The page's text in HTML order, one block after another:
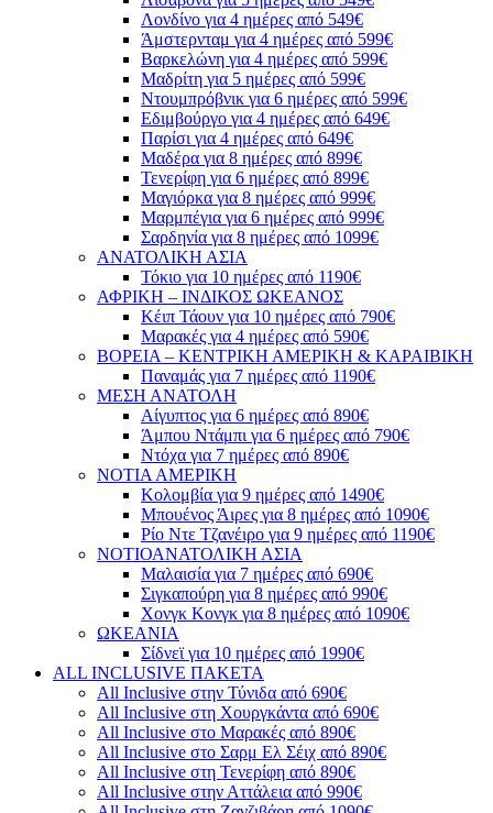
Λονδίνο για 4 ημέρες από 549€
Άμστερνταμ για 4 ημέρες από 599€
Βαρκελώνη για 4 ημέρες από 599€
Μαδρίτη για 5 ημέρες από 599€
Ντουμπρόβνικ για 6 ημέρες από 599€
Εδιμβούργο για 4 ημέρες από 649€
Παρίσι για 4 ημέρες από 649€
Μαδέρα για 8 ημέρες από 899€
Τενερίφη για 6 ημέρες από 899€
Μαγιόρκα για 8 ημέρες από 999€
Μαρμπέγια για 6 ημέρες από 999€
Σαρδηνία για 8 ημέρες από 1099€
ΑΝΑΤΟΛΙΚΗ ΑΣΙΑ
Τόκιο για 10 ημέρες από 1190€
ΑΦΡΙΚΗ – ΙΝΔΙΚΟΣ ΩΚΕΑΝΟΣ
Κέιπ Τάουν για 10 ημέρες από 790€
Μαρακές για 4 ημέρες από 590€
ΒΟΡΕΙΑ – ΚΕΝΤΡΙΚΗ ΑΜΕΡΙΚΗ & ΚΑΡΑΙΒΙΚΗ
Παναμάς για 7 ημέρες από 1190€
ΜΕΣΗ ΑΝΑΤΟΛΗ
Αίγυπτος για 6 ημέρες από 890€
Άμπου Ντάμπι για 6 ημέρες από 790€
Ντόχα για 7 ημέρες από 890€
ΝΟΤΙΑ ΑΜΕΡΙΚΗ
Κολομβία για 9 ημέρες από 1490€
Μπουένος Άιρες για 8 ημέρες από 1090€
Ρίο Ντε Τζανέιρο για 9 ημέρες από 1190€
ΝΟΤΙΟΑΝΑΤΟΛΙΚΗ ΑΣΙΑ
Μαλαισία για 7 ημέρες από 690€
Σιγκαπούρη για 8 ημέρες από 990€
Χονγκ Κονγκ για 8 ημέρες από 1090€
ΩΚΕΑΝΙΑ
Σίδνεϊ για 10 ημέρες από 1990€
ALL INCLUSIVE ΠΑΚΕΤΑ
All Inclusive στην Τύνιδα από 690€
All Inclusive στη Χουργκάντα από 690€
All Inclusive στο Μαρακές από 890€
All Inclusive στο Σαρμ Ελ Σέιχ από 890€
All Inclusive στη Τενερίφη από 890€
All Inclusive στην Αττάλεια από 990€